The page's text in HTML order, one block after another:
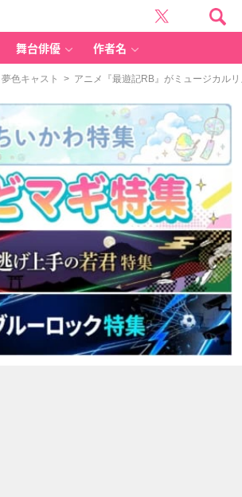
舞台俳優 作者名
夢色キャスト > アニメ『最遊記RB』がミュージカル